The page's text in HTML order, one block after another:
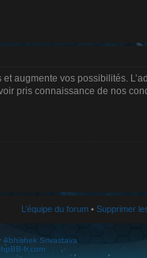
augmente vos possibilités.
pris connaissance de nos
L’équipe du forum• Supprimer
Abhishek Srivastava
fr.com